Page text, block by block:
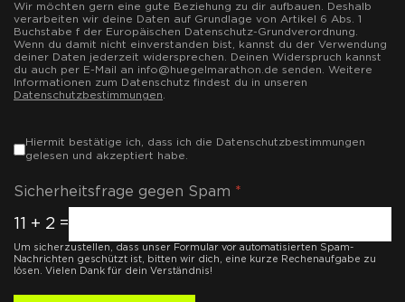
Wir möchten gern eine gute Beziehung zu dir aufbauen. Deshalb
verarbeiten wir deine Daten auf Grundlage von Artikel 6 Abs. 1
Buchstabe f der Europäischen Datenschutz-Grundverordnung.
Wenn du damit nicht einverstanden bist, kannst du der Verwendung
deiner Daten jederzeit widersprechen. Deinen Widerspruch kannst
du auch per E-Mail an info@huegelmarathon.de senden. Weitere
Informationen zum Datenschutz findest du in unseren
Datenschutzbestimmungen
Markierungsfelder*
Hiermit bestätige ich, dass ich die Datenschutzbestimmungen
gelesen und akzeptiert habe.
Sicherheitsfrage gegen Spam *
11 + 2 =
Um sicherzustellen, dass unser Formular vor automatisierten Spam-
Nachrichten geschützt ist, bitten wir dich, eine kurze Rechenaufgabe zu
lösen. Vielen Dank für dein Verständnis!